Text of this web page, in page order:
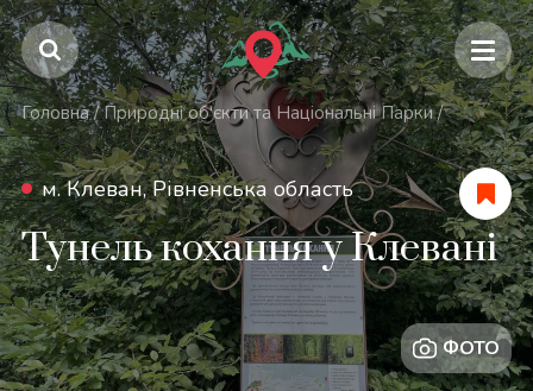
Головна / Природні об'єкти та Національні Парки /
м. Клеван, Рівненська область
Тунель кохання у Клевані
ФОТО